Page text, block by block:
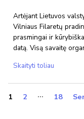
Artėjant Lietuvos
Vilniaus Filaretų
prasmingai ir
datą. Visą savaitę
Skaityti toliau
osios
minėjimas
ĮRAŠŲ
1 2 … 18